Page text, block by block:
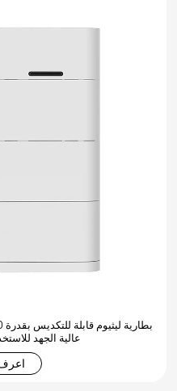
عالية الجهد